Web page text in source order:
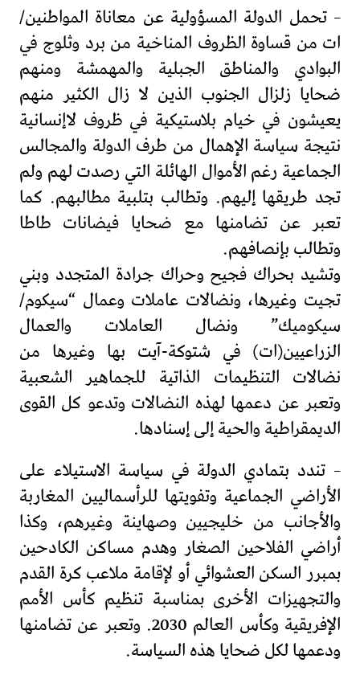
– تحمل الدولة المسؤولية عن معاناة المواطنين/
ات من قساوة الظروف المناخية من برد وثلوج في
البوادي والمناطق الجبلية والمهمشة ومنهم
ضحايا زلزال الجنوب الذين لا زال الكثير منهم
يعيشون في خيام بلاستيكية في ظروف لاإنسانية
نتيجة سياسة الإهمال من طرف الدولة والمجالس
الجماعية رغم الأموال الهائلة التي رصدت لهم ولم
تجد طريقها إليهم. وتطالب بتلبية مطالبهم. كما
تعبر عن تضامنها مع ضحايا فيضانات طاطا
وتطالب بإنصافهم.
وتشيد بحراك فجيح وحراك جرادة المتجدد وبني
تجيت وغيرها، ونضالات عاملات وعمال “سيكوم/
سيكوميك” ونضال العاملات والعمال
الزراعيين(ات) في شتوكة-آيت بها وغيرها من
نضالات التنظيمات الذاتية للجماهير الشعبية
وتعبر عن دعمها لهذه النضالات وتدعو كل القوى
الديمقراطية والحية إلى إسنادها.
– تندد بتمادي الدولة في سياسة الاستيلاء على
الأراضي الجماعية وتفويتها للرأسماليين المغاربة
والأجانب من خليجيين وصهاينة وغيرهم، وكذا
أراضي الفلاحين الصغار وهدم مساكن الكادحين
بمبرر السكن العشوائي أو لإقامة ملاعب كرة القدم
والتجهيزات الأخرى بمناسبة تنظيم كأس الأمم
الإفريقية وكأس العالم 2030. وتعبر عن تضامنها
ودعمها لكل ضحايا هذه السياسة.